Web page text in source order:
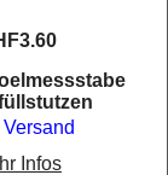
3.60
Infos